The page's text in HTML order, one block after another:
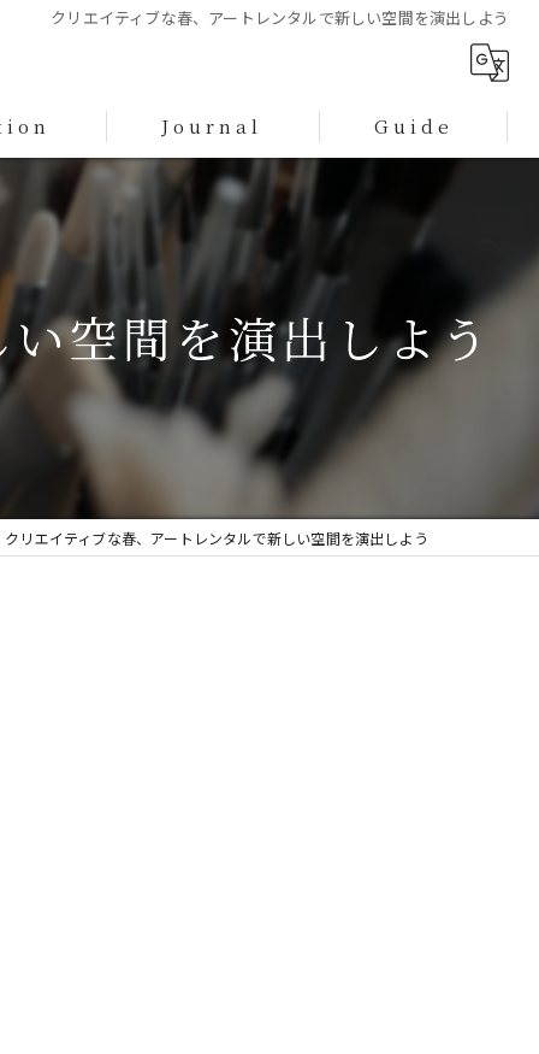
クリエイティブな春、アートレンタルで新しい空間を演出しよう
Journal Guide
プライバシーポリシー
空間を演出しよう
クリエイティブな春、アートレンタルで新しい空間を演出しよう